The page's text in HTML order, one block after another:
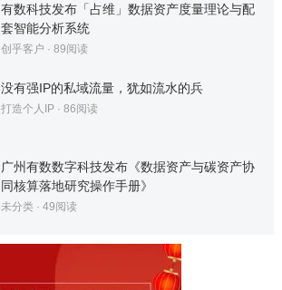
有数科技发布「占维」数据资产度量理论与配
套智能分析系统
创乎客户 · 89阅读
没有强IP的私域流量，犹如流水的兵
打造个人IP· 86阅读
广州有数数字科技发布《数据资产与碳资产协
同核算落地研究操作手册》
未分类· 49阅读